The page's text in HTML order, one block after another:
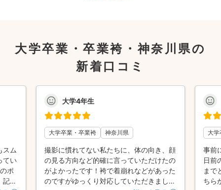
大学卒業・卒業袴・神奈川県の
新着口コミ
スム
てい
ポ
記念
大学4年生
大学卒業・卒業袴 神奈川県
撮影に慣れてない私たちに、体の向き、顔
の見る方向など的確に言っていただけたの
がよかったです！袴で着崩れなどがあった
のですがゆっくり対応していただきまし
大
事前
日前
まで
ちら